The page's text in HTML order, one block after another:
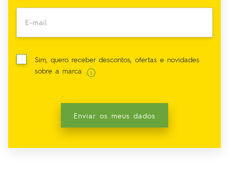
E-mail
Sim, quero receber descontos, ofertas e novidades
sobre a marca
Enviar os meus dados